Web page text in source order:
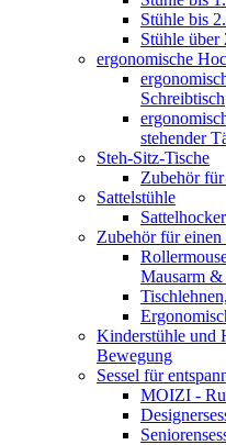
Stühle bis
Stühle
ergonomische
Schreibtisch
stehender
Steh-Sitz-Tische
Zubehör
Sattelstühle
Zubehör für
Mausarm
Kinderstühle und
Bewegung
Sessel für
MOIZI -